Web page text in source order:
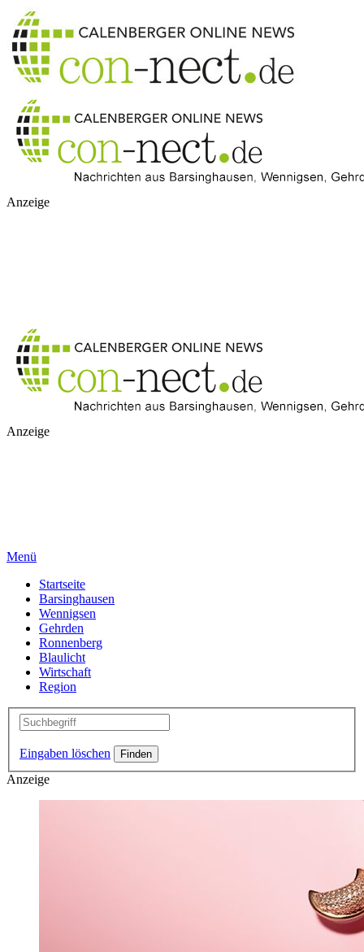
Anzeige
Anzeige
Menü
Startseite
Barsinghausen
Wennigsen
Gehrden
Ronnenberg
Blaulicht
Wirtschaft
Region
Eingaben löschen
Anzeige